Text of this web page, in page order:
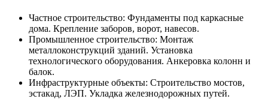
Частное строительство: Фундаменты под каркасные
дома. Крепление заборов, ворот, навесов.
Промышленное строительство: Монтаж
металлоконструкций зданий. Установка
технологического оборудования. Анкеровка колонн и
балок.
Инфраструктурные объекты: Строительство мостов,
эстакад, ЛЭП. Укладка железнодорожных путей.